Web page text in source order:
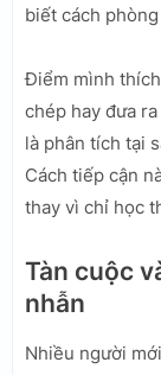
biết cách
Điểm mình
chép hay đưa
là phân tích tại
Cách tiếp cận
thay vì chỉ học
Tàn cuộc
nhẫn
Nhiều người